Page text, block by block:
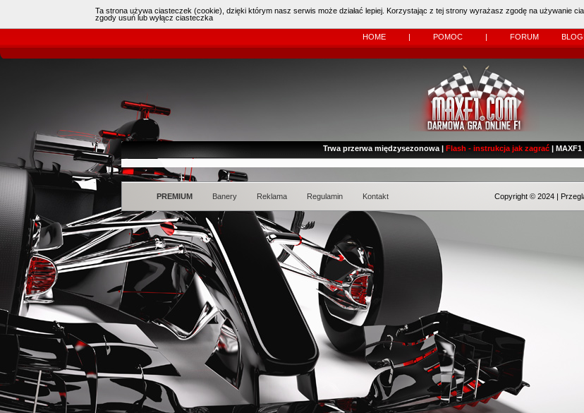
| Kierowcy:11483dzisiaj: (0)
Online:3(czat)
HOME | POMOC | FORUM BLOGI
Trwa przerwa międzysezonowa | Flash - instrukcja jak zagrać| MAXF1
PREMIUM Banery Reklama Regulamin Kontakt Copyright © 2024 |
Ta strona używa ciasteczek (cookie), dzięki którym nasz serwis może działać lepiej. Korzystając z tej strony wyrażasz zgodę na używanie
zgody usuń lub wyłącz ciasteczka